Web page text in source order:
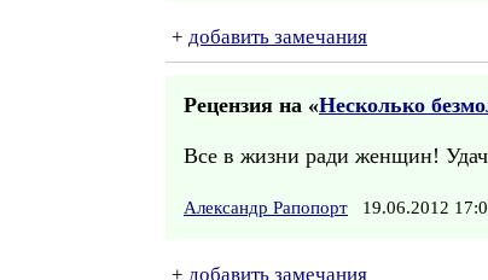
+ добавить замечания
Рецензия на «Несколько
Все в жизни ради женщин!
Александр Рапопорт 19.06.2012
+ добавить замечания